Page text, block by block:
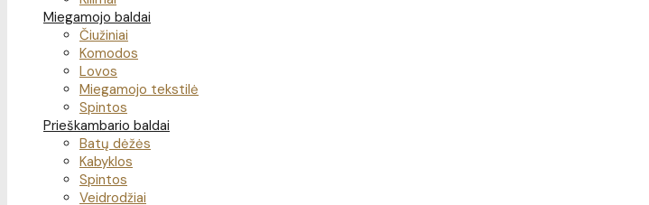
Miegamojo baldai
Čiužiniai
Komodos
Lovos
Miegamojo tekstilė
Spintos
Prieškambario baldai
Batų dėžės
Kabyklos
Spintos
Veidrodžiai